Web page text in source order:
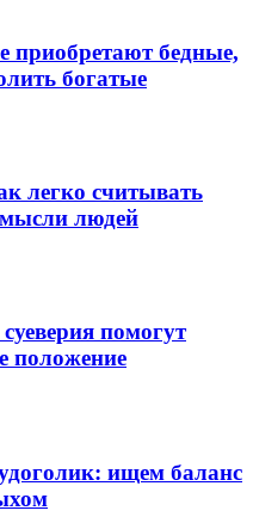
приобретают бедные,
богатые
легко считывать
людей
помогут
положение
ищем баланс